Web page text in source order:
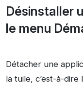
Désinstaller
le menu
Détacher une
la tuile, c’est-à-